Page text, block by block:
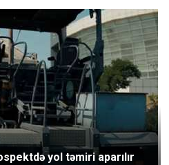
yol təmiri aparılır